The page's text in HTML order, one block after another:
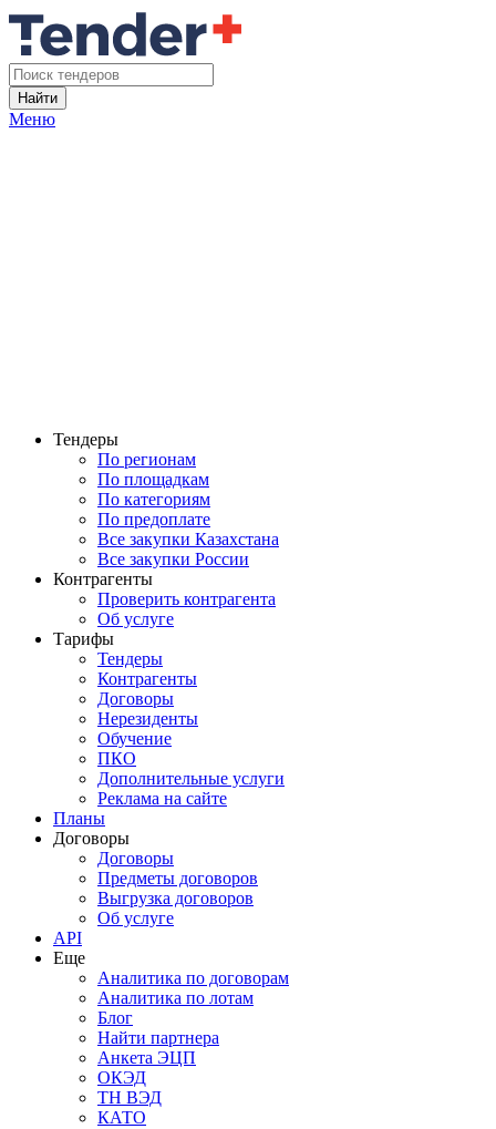
Найти
Меню
Тендеры
По регионам
По площадкам
По категориям
По предоплате
Все закупки Казахстана
Все закупки России
Контрагенты
Проверить контрагента
Об услуге
Тарифы
Тендеры
Контрагенты
Договоры
Нерезиденты
Обучение
ПКО
Дополнительные услуги
Реклама на сайте
Планы
Договоры
Договоры
Предметы договоров
Выгрузка договоров
Об услуге
API
Еще
Аналитика по договорам
Аналитика по лотам
Блог
Найти партнера
Анкета ЭЦП
ОКЭД
ТН ВЭД
КАТО